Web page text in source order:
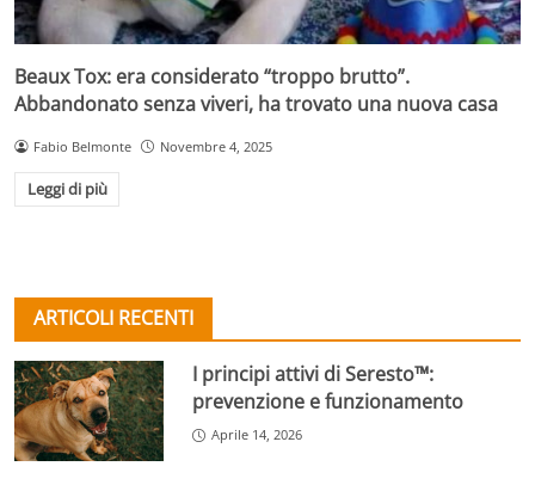
Beaux Tox: era considerato “troppo brutto”.
Abbandonato senza viveri, ha trovato una nuova casa
Fabio Belmonte Novembre 4, 2025
Leggi di più
ARTICOLI RECENTI
I principi attivi di Seresto™:
prevenzione e funzionamento
Aprile 14, 2026